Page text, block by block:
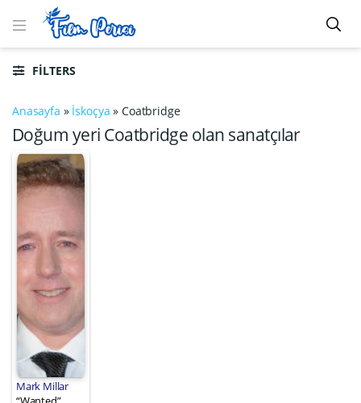
FILTERS
Anasayfa » İskoçya »Coatbridge
Doğum yeri Coatbridge olan sanatçılar
Mark Millar